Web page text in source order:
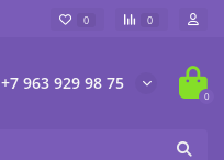
0 0
+7 963 929 98 75
0